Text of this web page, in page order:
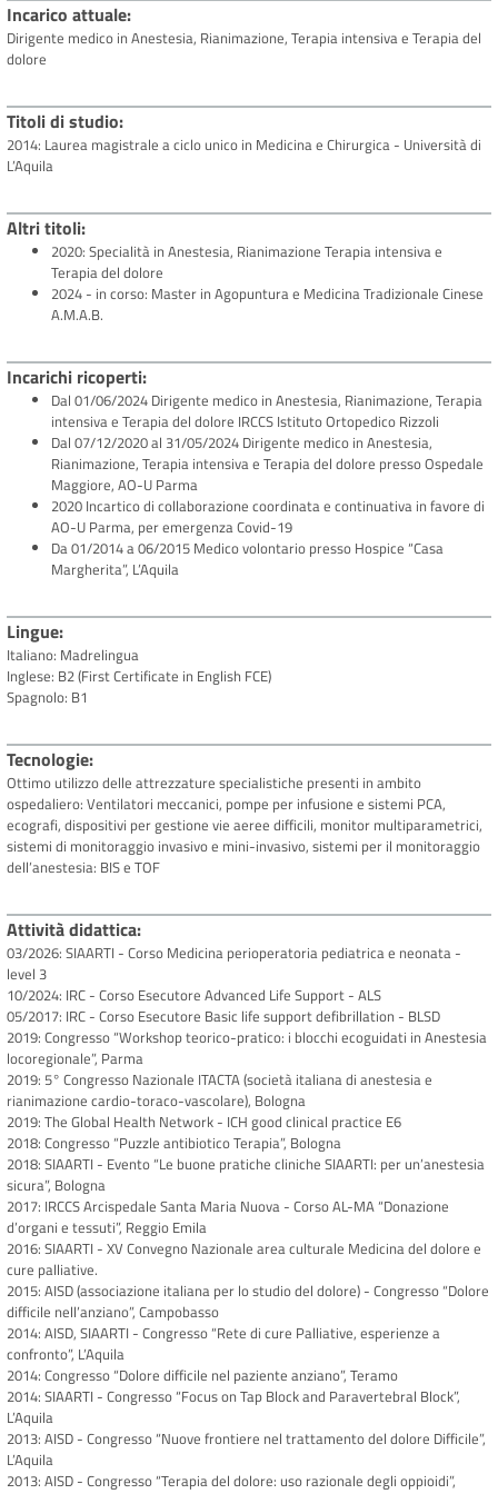
Incarico attuale
Dirigente medico in Anestesia, Rianimazione, Terapia intensiva e Terapia del
dolore
Titoli di studio
2014: Laurea magistrale a ciclo unico in Medicina e Chirurgica - Università di
L’Aquila
Altri titoli
2020: Specialità in Anestesia, Rianimazione Terapia intensiva e
Terapia del dolore
2024 - in corso: Master in Agopuntura e Medicina Tradizionale Cinese
A.M.A.B.
Incarichi ricoperti
Dal 01/06/2024 Dirigente medico in Anestesia, Rianimazione, Terapia
intensiva e Terapia del dolore IRCCS Istituto Ortopedico Rizzoli
Dal 07/12/2020 al 31/05/2024 Dirigente medico in Anestesia,
Rianimazione, Terapia intensiva e Terapia del dolore presso Ospedale
Maggiore, AO-U Parma
2020 Incartico di collaborazione coordinata e continuativa in favore di
AO-U Parma, per emergenza Covid-19
Da 01/2014 a 06/2015 Medico volontario presso Hospice “Casa
Margherita”, L’Aquila
Lingue
Italiano: Madrelingua
Inglese: B2 (First Certificate in English FCE)
Spagnolo: B1
Tecnologie
Ottimo utilizzo delle attrezzature specialistiche presenti in ambito
ospedaliero: Ventilatori meccanici, pompe per infusione e sistemi PCA,
ecografi, dispositivi per gestione vie aeree difficili, monitor multiparametrici,
sistemi di monitoraggio invasivo e mini-invasivo, sistemi per il monitoraggio
dell’anestesia: BIS e TOF
Attività didattica
03/2026: SIAARTI - Corso Medicina perioperatoria pediatrica e neonata -
level 3
10/2024: IRC - Corso Esecutore Advanced Life Support - ALS
05/2017: IRC - Corso Esecutore Basic life support defibrillation - BLSD
2019: Congresso “Workshop teorico-pratico: i blocchi ecoguidati in Anestesia
locoregionale”, Parma
2019: 5° Congresso Nazionale ITACTA (società italiana di anestesia e
rianimazione cardio-toraco-vascolare), Bologna
2019: The Global Health Network - ICH good clinical practice E6
2018: Congresso “Puzzle antibiotico Terapia”, Bologna
2018: SIAARTI - Evento “Le buone pratiche cliniche SIAARTI: per un’anestesia
sicura”, Bologna
2017: IRCCS Arcispedale Santa Maria Nuova - Corso AL-MA “Donazione
d’organi e tessuti”, Reggio Emila
2016: SIAARTI - XV Convegno Nazionale area culturale Medicina del dolore e
cure palliative.
2015: AISD (associazione italiana per lo studio del dolore) - Congresso “Dolore
difficile nell’anziano”, Campobasso
2014: AISD, SIAARTI - Congresso “Rete di cure Palliative, esperienze a
confronto”, L’Aquila
2014: Congresso “Dolore difficile nel paziente anziano”, Teramo
2014: SIAARTI - Congresso “Focus on Tap Block and Paravertebral Block”,
L’Aquila
2013: AISD - Congresso “Nuove frontiere nel trattamento del dolore Difficile”,
L’Aquila
2013: AISD - Congresso “Terapia del dolore: uso razionale degli oppioidi”,